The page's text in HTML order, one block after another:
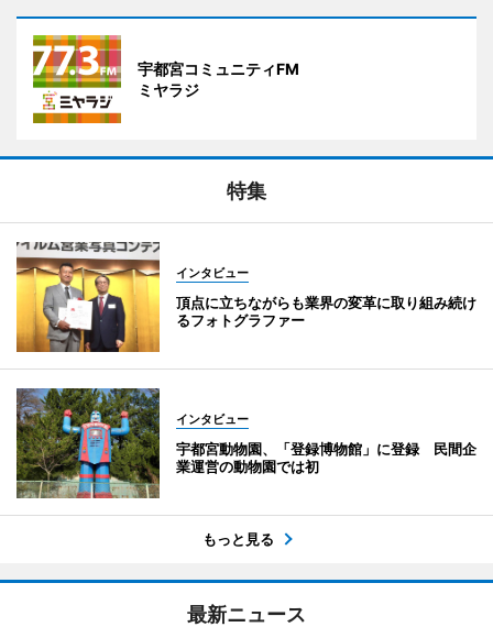
宇都宮コミュニティFM
ミヤラジ
特集
インタビュー
頂点に立ちながらも業界の変革に取り組み続け
るフォトグラファー
インタビュー
宇都宮動物園、「登録博物館」に登録 民間企
業運営の動物園では初
もっと見る
最新ニュース